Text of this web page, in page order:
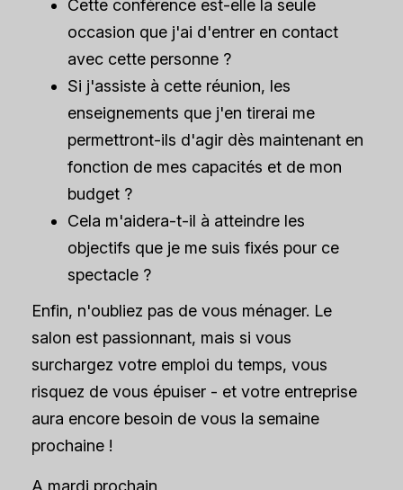
Cette conférence est-elle la seule
occasion que j'ai d'entrer en contact
avec cette personne ?
Si j'assiste à cette réunion, les
enseignements que j'en tirerai me
permettront-ils d'agir dès maintenant en
fonction de mes capacités et de mon
budget ?
Cela m'aidera-t-il à atteindre les
objectifs que je me suis fixés pour ce
spectacle ?
Enfin, n'oubliez pas de vous ménager. Le
salon est passionnant, mais si vous
surchargez votre emploi du temps, vous
risquez de vous épuiser - et votre entreprise
aura encore besoin de vous la semaine
prochaine !
A mardi prochain,